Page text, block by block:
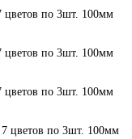
цветов по 3шт. 100мм
цветов по 3шт. 100мм
цветов по 3шт. 100мм
цветов по 3шт. 100мм